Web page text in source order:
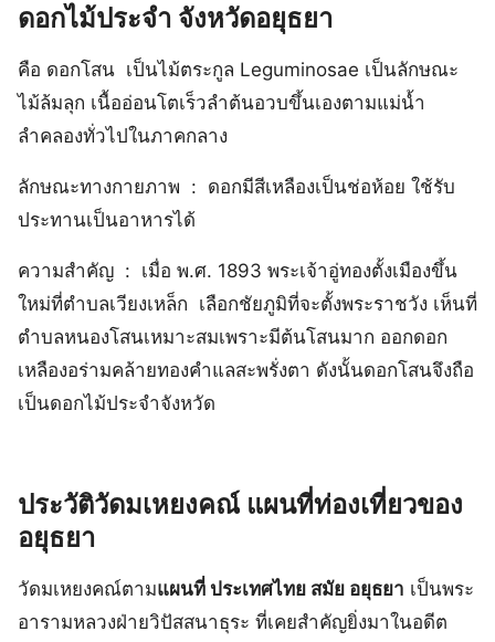
ดอกไม้ประจํา จังหวัดอยุธยา
คือ ดอกโสน เป็นไม้ตระกูล Leguminosae เป็นลักษณะ
ไม้ล้มลุก เนื้ออ่อนโตเร็วลำต้นอวบขึ้นเองตามแม่น้ำ
ลำคลองทั่วไปในภาคกลาง
ลักษณะทางกายภาพ : ดอกมีสีเหลืองเป็นช่อห้อย ใช้รับ
ประทานเป็นอาหารได้
ความสำคัญ : เมื่อ พ.ศ. 1893 พระเจ้าอู่ทองตั้งเมืองขึ้น
ใหม่ที่ตำบลเวียงเหล็ก เลือกชัยภูมิที่จะตั้งพระราชวัง เห็นที่
ตำบลหนองโสนเหมาะสมเพราะมีต้นโสนมาก ออกดอก
เหลืองอร่ามคล้ายทองคำแลสะพรั่งตา ดังนั้นดอกโสนจึงถือ
เป็นดอกไม้ประจำจังหวัด
ประวัติวัดมเหยงคณ์ แผนที่ท่องเที่ยวของ
อยุธยา
วัดมเหยงคณ์ตามแผนที่ ประเทศไทย สมัย อยุธยา เป็นพระ
อารามหลวงฝ่ายวิปัสสนาธุระ ที่เคยสำคัญยิ่งมาในอดีต